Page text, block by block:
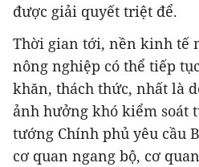
được giải quyết triệt để.
Thời gian tới, nền kinh tế
nông nghiệp có thể tiếp
khăn, thách thức, nhất là
ảnh hưởng khó kiểm soát
tướng Chính phủ yêu cầu
cơ quan ngang bộ, cơ